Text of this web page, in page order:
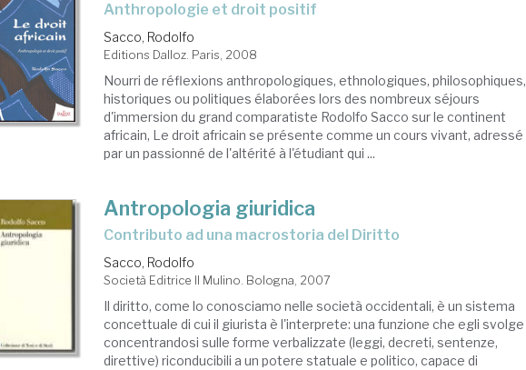
anthropologie et droit positif
Sacco, Rodolfo
Editions Dalloz. Paris, 2008
Nourri de réflexions anthropologiques, ethnologiques, philosophiques,
historiques ou politiques élaborées lors des nombreux séjours
d'immersion du grand comparatiste Rodolfo Sacco sur le continent
africain, Le droit africain se présente comme un cours vivant, adressé
par un passionné de l'altérité à l'étudiant qui ...
Antropologia giuridica
contributo ad una macrostoria del Diritto
Sacco, Rodolfo
Società Editrice Il Mulino. Bologna, 2007
Il diritto, come lo conosciamo nelle società occidentali, è un sistema
concettuale di cui il giurista è l'interprete: una funzione che egli svolge
concentrandosi sulle forme verbalizzate (leggi, decreti, sentenze,
direttive) riconducibili a un potere statuale e politico, capace di